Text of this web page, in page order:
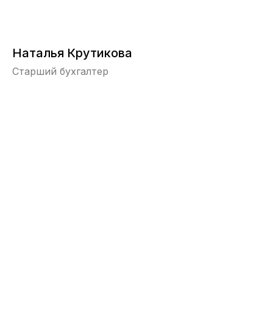
Наталья Крутикова
Старший бухгалтер